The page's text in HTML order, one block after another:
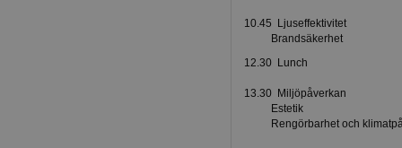
10.45 Ljuseffektivitet
Brandsäkerhet
12.30 Lunch
13.30 Miljöpåverkan
Estetik
Rengörbarhet och